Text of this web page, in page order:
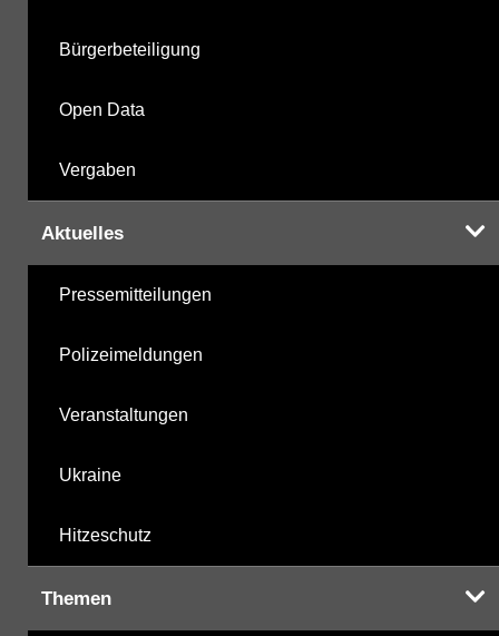
Bürgerbeteiligung
Open Data
Vergaben
Aktuelles
Pressemitteilungen
Polizeimeldungen
Veranstaltungen
Ukraine
Hitzeschutz
Themen